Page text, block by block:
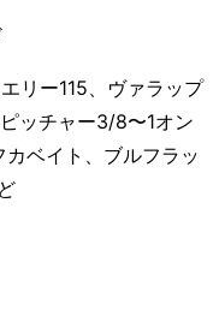
リー115、ヴァラップ
ッチャー3/8〜1オン
ベイト、ブルフラッ